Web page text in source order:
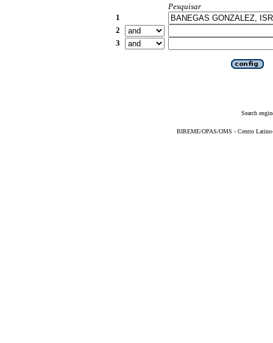
Pesquisar
1
2
3
Search
BIREME/OPAS/OMS - Centro Latino-